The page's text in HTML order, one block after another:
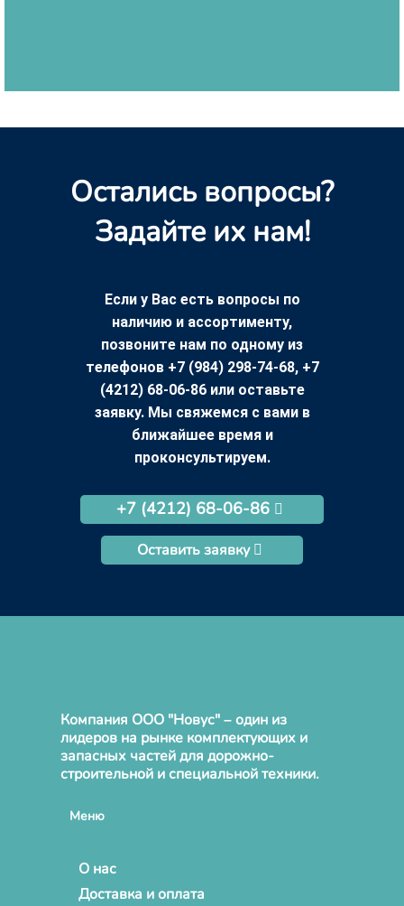
Остались вопросы?
Задайте их нам!
Если у Вас есть вопросы по
наличию и ассортименту,
позвоните нам по одному из
телефонов +7 (984) 298-74-68, +7
(4212) 68-06-86 или оставьте
заявку. Мы свяжемся с вами в
ближайшее время и
проконсультируем.
+7 (4212) 68-06-86
Оставить заявку
Компания ООО "Новус" – один из
лидеров на рынке комплектующих и
запасных частей для дорожно-
строительной и специальной техники.
Меню
О нас
Доставка и оплата